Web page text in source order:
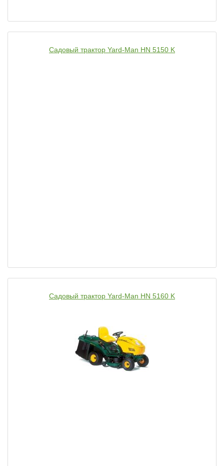
Садовый трактор Yard-Man HN 5150 K
Садовый трактор Yard-Man HN 5160 K